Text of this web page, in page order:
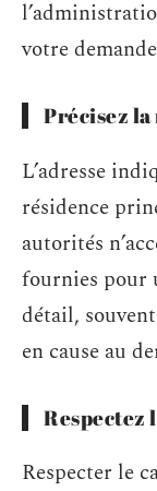
votre
Précisez
L’adresse
résidence
autorités
fournies pour
détail,
en cause au
Respectez
Respecter le